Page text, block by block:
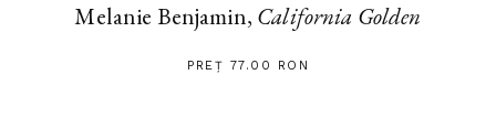
Melanie Benjamin, California Golden
PREȚ 77.00 RON